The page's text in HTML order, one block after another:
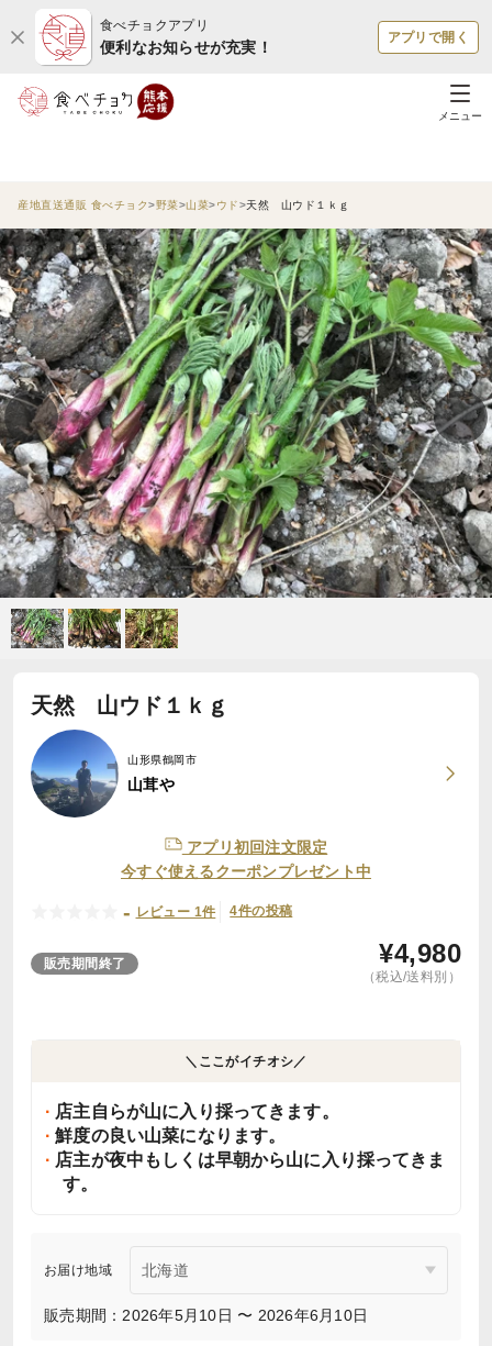
食べチョクアプリ
便利なお知らせが充実！
アプリで開く
メニュー
産地直送通販 食べチョク 野菜 山菜 ウド 天然 山ウド１ｋｇ
天然 山ウド１ｋｇ
山形県鶴岡市
山茸や
アプリ初回注文限定
今すぐ使えるクーポンプレゼント中
- レビュー 1件 4件の投稿
販売期間終了 ¥4,980
（税込/送料別）
＼ここがイチオシ／
店主自らが山に入り採ってきます。
鮮度の良い山菜になります。
店主が夜中もしくは早朝から山に入り採ってきま
す。
お届け地域
販売期間：2026年5月10日 〜 2026年6月10日